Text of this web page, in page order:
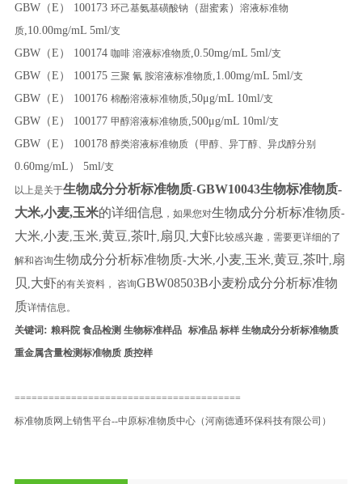
GBW（E） 100173 环己基氨基磺酸钠 （甜蜜素） 溶液标准物
质,10.00mg/mL 5ml/支
GBW（E） 100174 咖啡 溶液标准物质,0.50mg/mL 5ml/支
GBW（E） 100175 三聚 氰 胺溶液标准物质,1.00mg/mL 5ml/支
GBW（E） 100176 棉酚溶液标准物质,50μg/mL 10ml/支
GBW（E） 100177 甲醇溶液标准物质,500μg/mL 10ml/支
GBW（E） 100178 醇类溶液标准物质（甲醇、异丁醇、异戊醇分别
0.60mg/mL） 5ml/支
以上是关于生物成分分析标准物质-GBW10043生物标准物质-
大米,小麦,玉米的详细信息 ，如果您对生物成分分析标准物质-
大米 小麦, 玉米 黄豆 茶叶, 扇贝 大虾比较感兴趣，需要更详细的了
解和咨询生物成分分析标准物质-大米 小麦, 玉米 黄豆 茶叶, 扇
贝 大虾的有关资料， 咨询GBW08503B小麦粉成分分析标准物
质详情信息。
关键词: 粮科院 食品检测 生物标准样品 标准品 标样 生物成分分析标准物质
重金属含量检测标准物质 质控样
========================================
标准物质网上销售平台--中原标准物质中心（河南德通环保科技有限公司）